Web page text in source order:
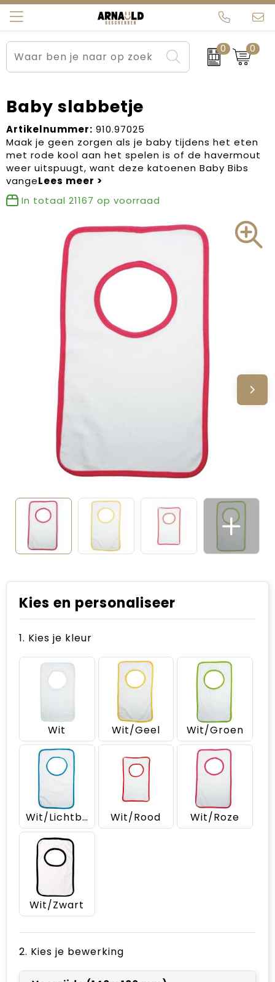
0 0
Relatiegeschenken
Sportkleding
Werkkleding
Kleding en textiel
Tassen
Beurs en Evenementen
Brievenbuspakketten
Carnaval
Dag van de Zorg
Kerstartikelen
Kraamcadeaus
Sinterklaas
Verjaardagen
Voetbal, EK en WK
Voor de bouw
Zomergeschenken
Zomerpakketten
Arnauld Kerstpakketten
MijnEigenKadootje
Ons team
Contact
Blogs
Baby slabbetje
Artikelnummer: 910.97025
Maak je geen zorgen als je baby tijdens het eten
met rode kool aan het spelen is of de havermout
weer uitspuugt, want deze katoenen Baby Bibs
vange
In totaal 21167 op voorraad
Kies en personaliseer
1. Kies je kleur
Wit Wit/Geel Wit/Groen
Wit/Lichtblauw Wit/Rood Wit/Roze
Wit/Zwart
2. Kies je bewerking